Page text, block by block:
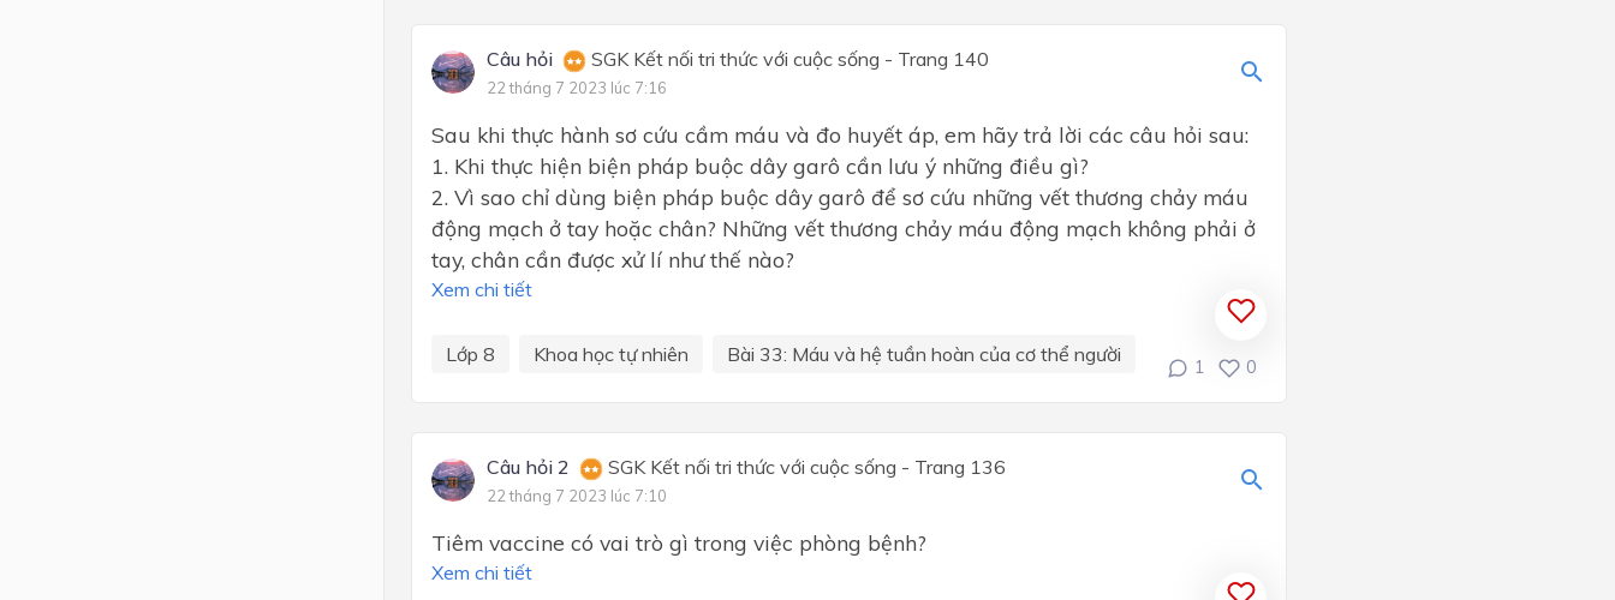
Câu hỏi SGK Kết nối tri thức với cuộc sống - Trang 140
22 tháng 7 2023 lúc 7:16
Sau khi thực hành sơ cứu cầm máu và đo huyết áp, em hãy trả lời các câu hỏi sau:
1. Khi thực hiện biện pháp buộc dây garô cần lưu ý những điều gì?
2. Vì sao chỉ dùng biện pháp buộc dây garô để sơ cứu những vết thương chảy máu
động mạch ở tay hoặc chân? Những vết thương chảy máu động mạch không phải ở
tay, chân cần được xử lí như thế nào?
Xem chi tiết
Lớp 8 Khoa học tự nhiên Bài 33: Máu và hệ tuần hoàn của cơ thể người
1 0
Câu hỏi 2 SGK Kết nối tri thức với cuộc sống - Trang 136
22 tháng 7 2023 lúc 7:10
Tiêm vaccine có vai trò gì trong việc phòng bệnh?
Xem chi tiết